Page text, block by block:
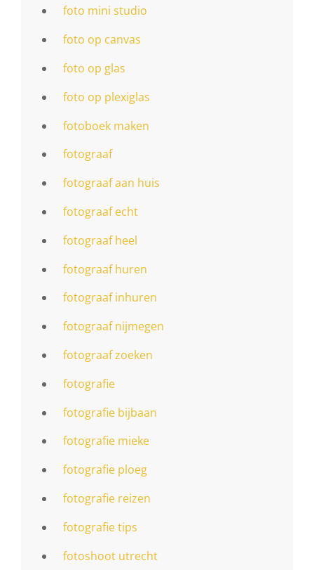
foto mini studio
foto op canvas
foto op glas
foto op plexiglas
fotoboek maken
fotograaf
fotograaf aan huis
fotograaf echt
fotograaf heel
fotograaf huren
fotograaf inhuren
fotograaf nijmegen
fotograaf zoeken
fotografie
fotografie bijbaan
fotografie mieke
fotografie ploeg
fotografie reizen
fotografie tips
fotoshoot utrecht